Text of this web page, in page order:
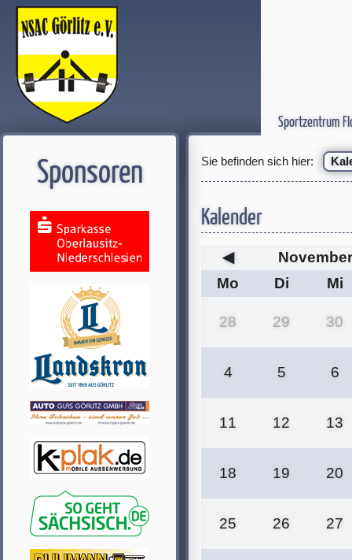
Sportzentrum
Sie befinden sich hier:
Kalender
◀
Mo
Di Mi
28 29 30
4 5 6
11 12 13
18 19 20
25 26 27
Sponsoren